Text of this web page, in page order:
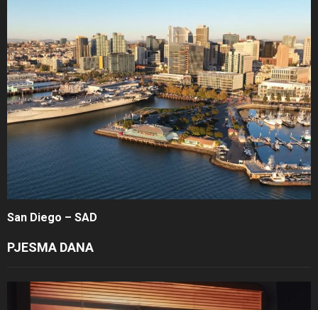
San Diego – SAD
PJESMA DANA